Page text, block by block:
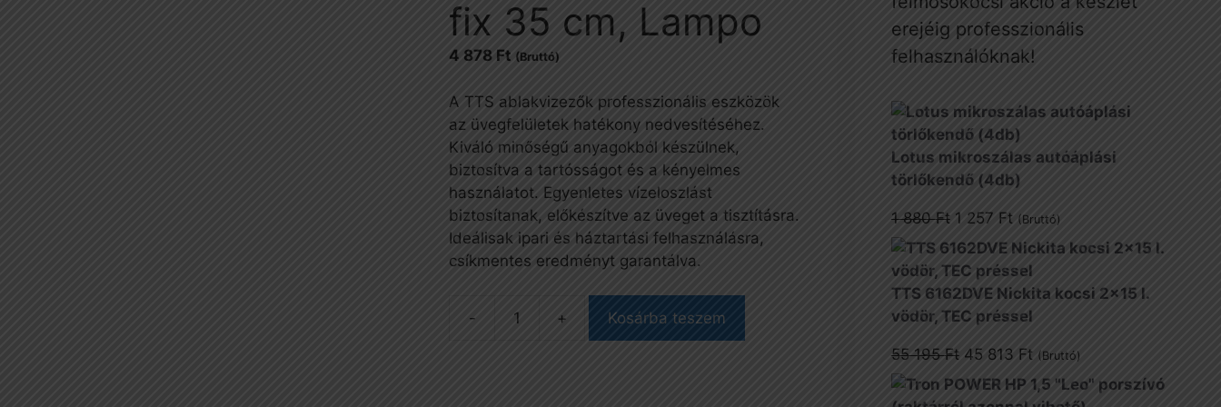
fix 35 cm, Lampo
4 878 Ft (Bruttó)
A TTS ablakvizezők professzionális eszközök
az üvegfelületek hatékony nedvesítéséhez.
Kiváló minőségű anyagokból készülnek,
biztosítva a tartósságot és a kényelmes
használatot. Egyenletes vízeloszlást
biztosítanak, előkészítve az üveget a tisztításra.
Ideálisak ipari és háztartási felhasználásra,
csíkmentes eredményt garantálva.
Ablakvizező
Kosárba teszem
erejéig professzionális
felhasználóknak!
Lotus mikroszálas autóáplási
törlőkendő (4db)
1 880Ft Original
price
was:
1
880 Ft.
1 257 FtCurrent
price
257 Ft.
(Bruttó)
TTS 6162DVE Nickita kocsi 2x15 l.
vödör, TEC préssel
55 195Ft Original
price
was:
45 813 FtCurrent
price
is:
(Bruttó)